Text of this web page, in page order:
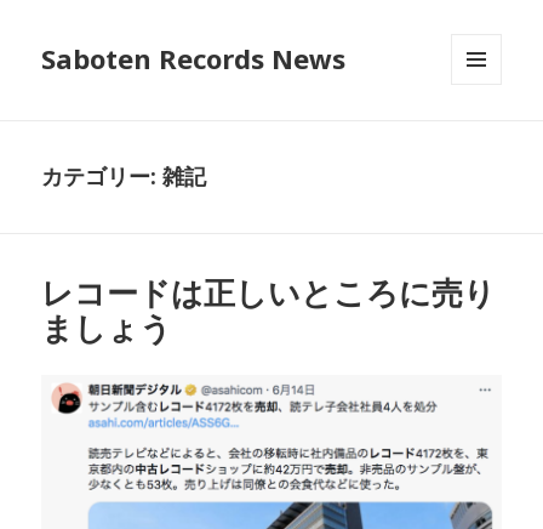
Saboten Records News
カテゴリー:雑記
レコードは正しいところに売り
ましょう